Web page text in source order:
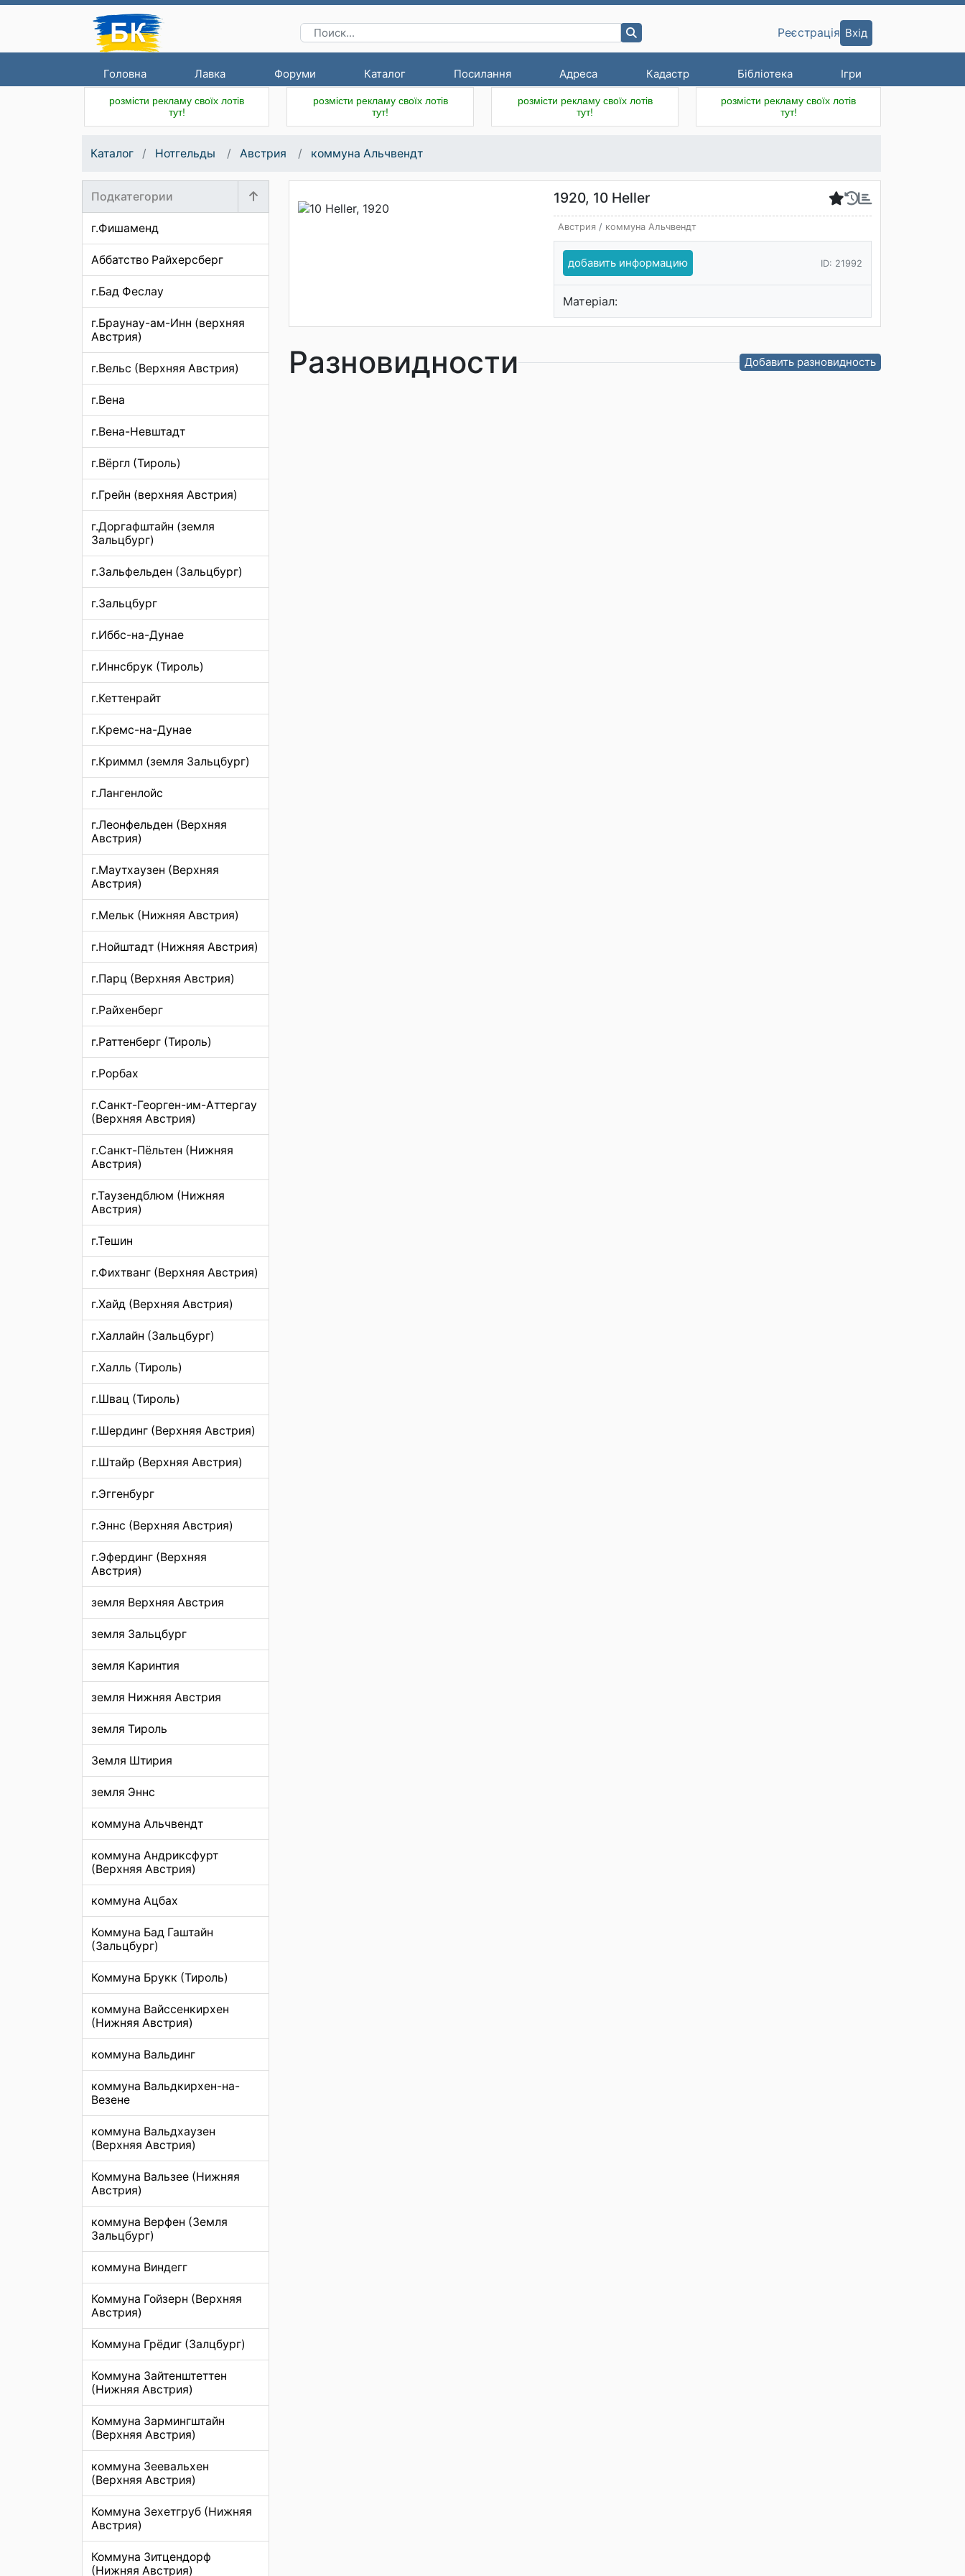
Головна Лавка Форуми Каталог Посилання Адреса Кадастр Бібліотека Ігри
Реєстрація Вхід
розмісти рекламу своїх лотів
тут!
розмісти рекламу своїх лотів
тут!
розмісти рекламу своїх лотів
тут!
розмісти рекламу своїх лотів
тут!
Каталог Нотгельды Австрия коммуна Альчвендт
Подкатегории
г.Фишаменд
Аббатство Райхерсберг
г.Бад Феслау
г.Браунау-ам-Инн (верхняя
Австрия)
г.Вельс (Верхняя Австрия)
г.Вена
г.Вена-Невштадт
г.Вёргл (Тироль)
г.Грейн (верхняя Австрия)
г.Доргафштайн (земля
Зальцбург)
г.Зальфельден (Зальцбург)
г.Зальцбург
г.Иббс-на-Дунае
г.Иннсбрук (Тироль)
г.Кеттенрайт
г.Кремс-на-Дунае
г.Криммл (земля Зальцбург)
г.Лангенлойс
г.Леонфельден (Верхняя
Австрия)
г.Маутхаузен (Верхняя
Австрия)
г.Мельк (Нижняя Австрия)
г.Нойштадт (Нижняя Австрия)
г.Парц (Верхняя Австрия)
г.Райхенберг
г.Раттенберг (Тироль)
г.Рорбах
г.Санкт-Георген-им-Аттергау
(Верхняя Австрия)
г.Санкт-Пёльтен (Нижняя
Австрия)
г.Таузендблюм (Нижняя
Австрия)
г.Тешин
г.Фихтванг (Верхняя Австрия)
г.Хайд (Верхняя Австрия)
г.Халлайн (Зальцбург)
г.Халль (Тироль)
г.Швац (Тироль)
г.Шердинг (Верхняя Австрия)
г.Штайр (Верхняя Австрия)
г.Эггенбург
г.Эннс (Верхняя Австрия)
г.Эфердинг (Верхняя
Австрия)
земля Верхняя Австрия
земля Зальцбург
земля Каринтия
земля Нижняя Австрия
земля Тироль
Земля Штирия
земля Эннс
коммуна Альчвендт
коммуна Андриксфурт
(Верхняя Австрия)
коммуна Ацбах
Коммуна Бад Гаштайн
(Зальцбург)
Коммуна Брукк (Тироль)
коммуна Вайссенкирхен
(Нижняя Австрия)
коммуна Вальдинг
коммуна Вальдкирхен-на-
Везене
коммуна Вальдхаузен
(Верхняя Австрия)
Коммуна Вальзее (Нижняя
Австрия)
коммуна Верфен (Земля
Зальцбург)
коммуна Виндегг
Коммуна Гойзерн (Верхняя
Австрия)
Коммуна Грёдиг (Залцбург)
Коммуна Зайтенштеттен
(Нижняя Австрия)
Коммуна Зармингштайн
(Верхняя Австрия)
коммуна Зеевальхен
(Верхняя Австрия)
Коммуна Зехетгруб (Нижняя
Австрия)
Коммуна Зитцендорф
(Нижняя Австрия)
1920, 10 Heller
Австрия / коммуна Альчвендт
добавить информацию ID: 21992
Матеріал:
Разновидности Добавить разновидность